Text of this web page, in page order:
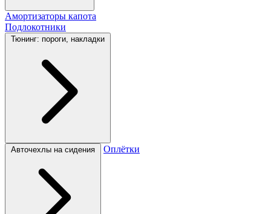
Амортизаторы капота
Подлокотники
Тюнинг: пороги, накладки
Авточехлы на сидения Оплётки